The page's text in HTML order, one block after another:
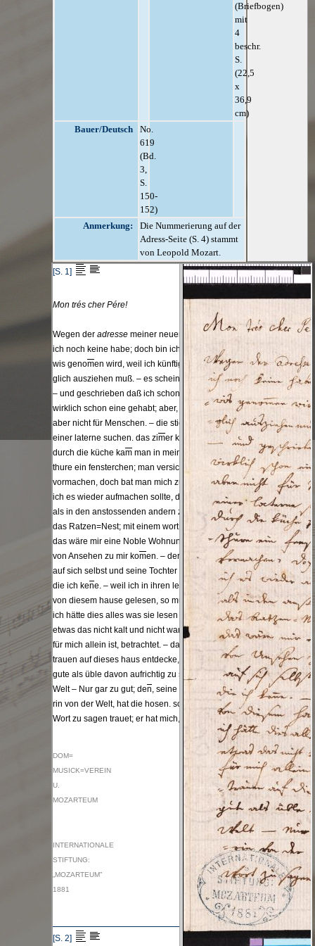
(Briefbogen)
mit
4
beschr.
S.
(22,5
x
36,9
cm)
Bauer/Deutsch
No.
619
(Bd.
3,
S.
150-
152)
Anmerkung:
Die Nummerierung auf der
Adress-Seite (S. 4) stammt
von Leopold Mozart.